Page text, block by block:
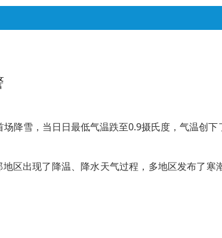
雪，当日日最低气温跌至0.9摄氏度，气温创下
出现了降温、降水天气过程，多地区发布了寒